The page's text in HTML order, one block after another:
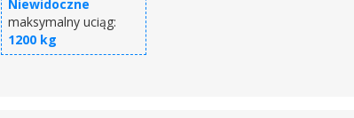
Niewidoczne
maksymalny uciąg:
1200 kg